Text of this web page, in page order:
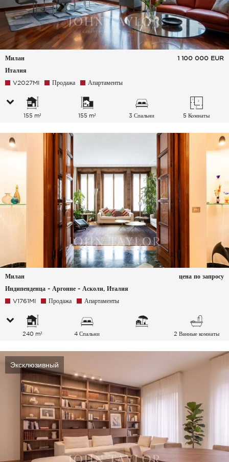
Милан
Италия
1 100 000 EUR
V2027MI Продажа Апартаменты
155 m² 155 m² 3 Спальни 5 Комнаты
Милан
Индипенденца - Аргонне - Асколи, Италия
цена по запросу
V1761MI Продажа Апартаменты
240 m² 4 Спальни 2 Ванные комнаты
Эксклюзивный